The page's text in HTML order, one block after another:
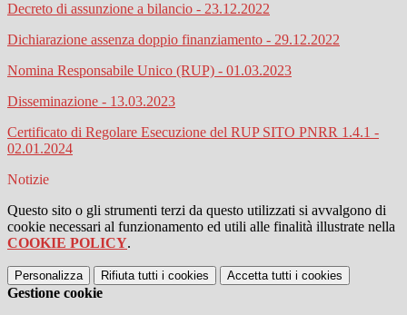
Decreto di assunzione a bilancio - 23.12.2022
Dichiarazione assenza doppio finanziamento - 29.12.2022
Nomina Responsabile Unico (RUP) - 01.03.2023
Disseminazione - 13.03.2023
Certificato di Regolare Esecuzione del RUP SITO PNRR 1.4.1 -
02.01.2024
Notizie
Questo sito o gli strumenti terzi da questo utilizzati si avvalgono di
cookie necessari al funzionamento ed utili alle finalità illustrate nella
COOKIE POLICY.
Personalizza Rifiuta tutti i cookies Accetta tutti i cookies
Gestione cookie